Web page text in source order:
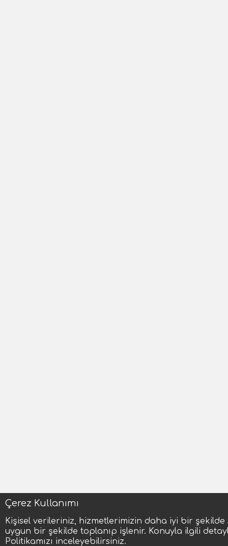
Çerez Kullanımı
Kişisel verileriniz, hizmetlerimizin daha iyi bir şekilde
uygun bir şekilde toplanıp işlenir. Konuyla ilgili
Politikamızı inceleyebilirsiniz.